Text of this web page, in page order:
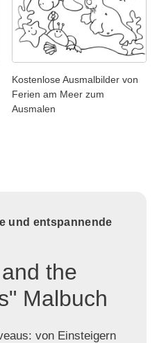
Kostenlose Ausmalbilder von
Ferien am Meer zum
Ausmalen
und entspannende
the
Malbuch
von Einsteigern